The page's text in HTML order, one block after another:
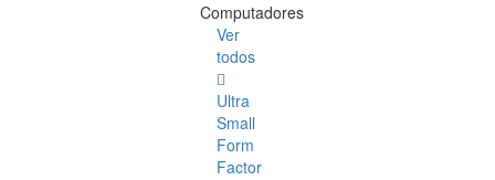
Computadores
Ver
todos
Ultra
Small
Form
Factor